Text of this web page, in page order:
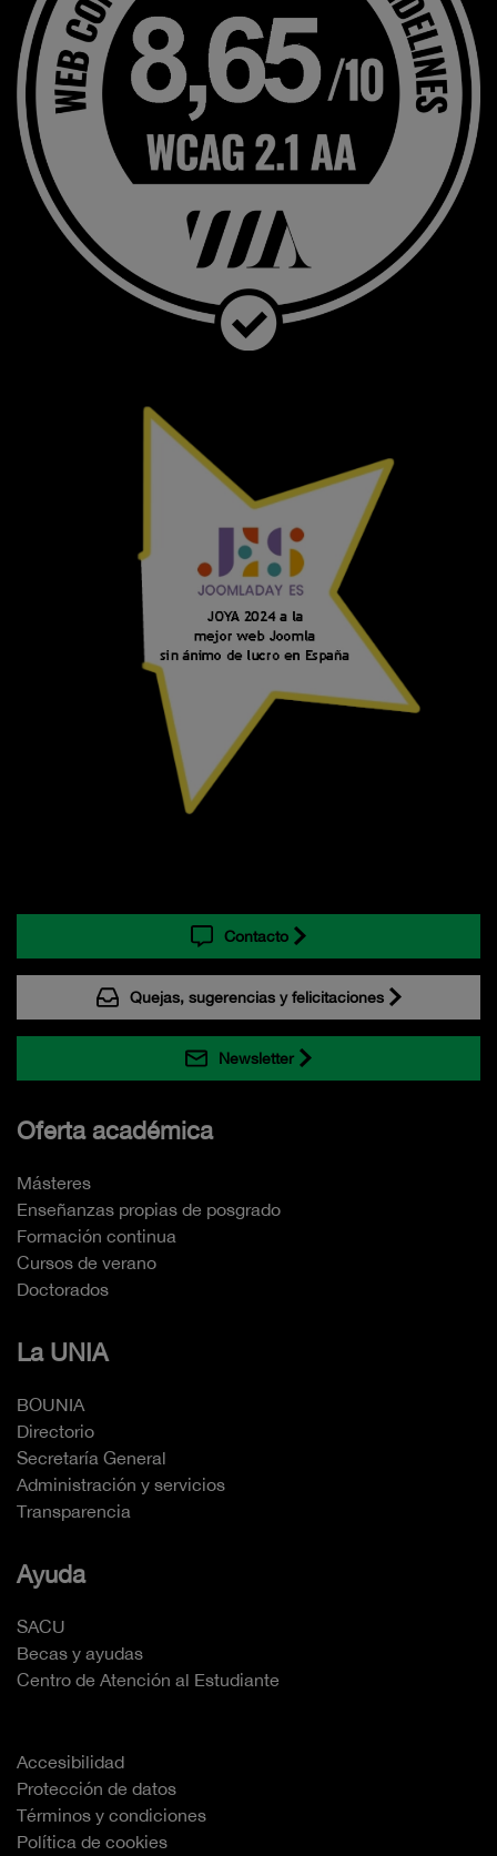
Contacto
Quejas, sugerencias y felicitaciones
Newsletter
Oferta académica
Másteres
Enseñanzas propias de posgrado
Formación continua
Cursos de verano
Doctorados
La UNIA
BOUNIA
Directorio
Secretaría General
Administración y servicios
Transparencia
Ayuda
SACU
Becas y ayudas
Centro de Atención al Estudiante
Accesibilidad
Protección de datos
Términos y condiciones
Política de cookies